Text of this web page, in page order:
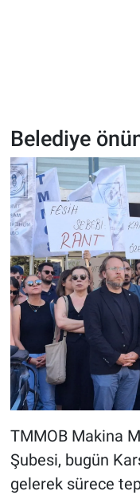
Belediye
TMMOB Makina
Şubesi, bugün
gelerek sürece